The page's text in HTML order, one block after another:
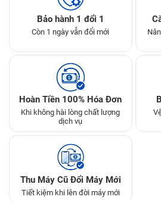
Bảo hành 1 đổi 1
Còn 1 ngày vẫn đổi mới
Hoàn Tiền 100% Hóa Đơn
Khi không hài lòng chất lượng
dịch vụ
Thu Máy Cũ Đổi Máy Mới
Tiết kiệm khi lên đời máy mới